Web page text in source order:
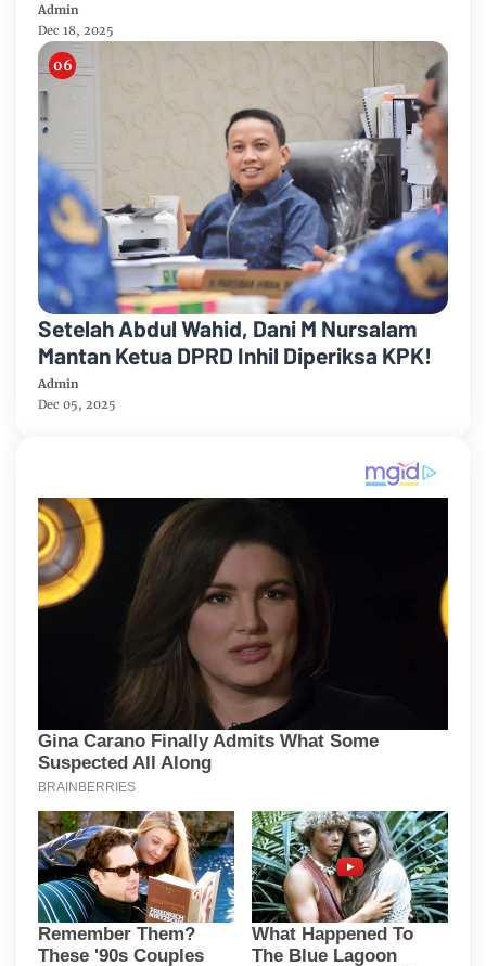
Admin
Dec 18, 2025
Setelah Abdul Wahid, Dani M Nursalam
Mantan Ketua DPRD Inhil Diperiksa KPK!
Admin
Dec 05, 2025